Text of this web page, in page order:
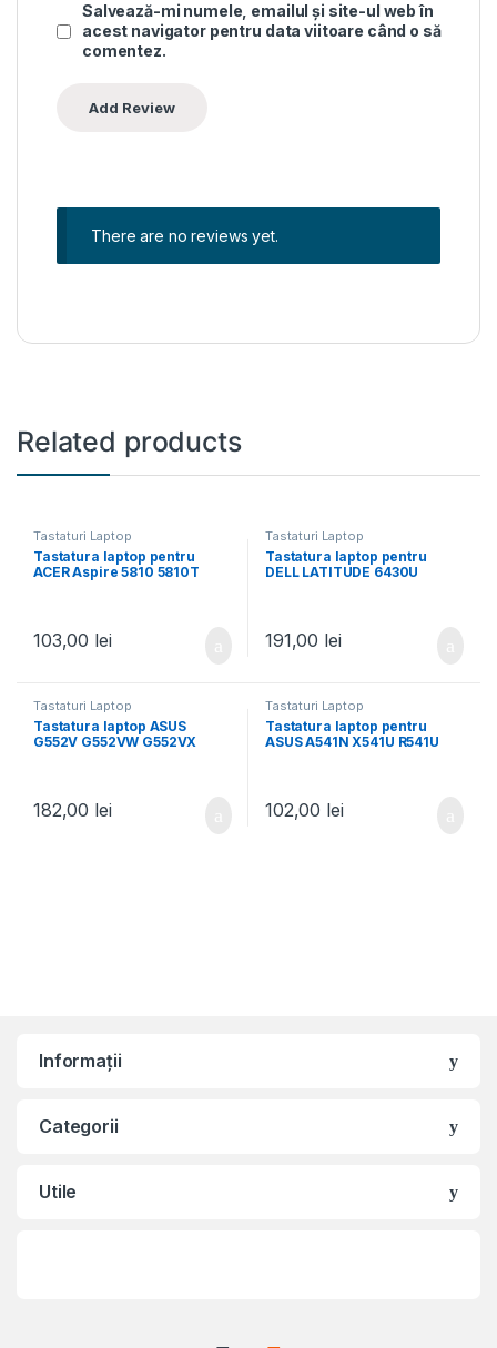
Salvează-mi numele, emailul și site-ul web în
acest navigator pentru data viitoare când o să
comentez.
There are no reviews yet.
Related products
Tastaturi Laptop
Tastatura laptop pentru
ACER Aspire 5810 5810T
103,00 lei
Tastaturi Laptop
Tastatura laptop pentru
DELL LATITUDE 6430U
191,00 lei
Tastaturi Laptop
Tastatura laptop ASUS
G552V G552VW G552VX
182,00 lei
Tastaturi Laptop
Tastatura laptop pentru
ASUS A541N X541U R541U
102,00 lei
Informații
Categorii
Utile